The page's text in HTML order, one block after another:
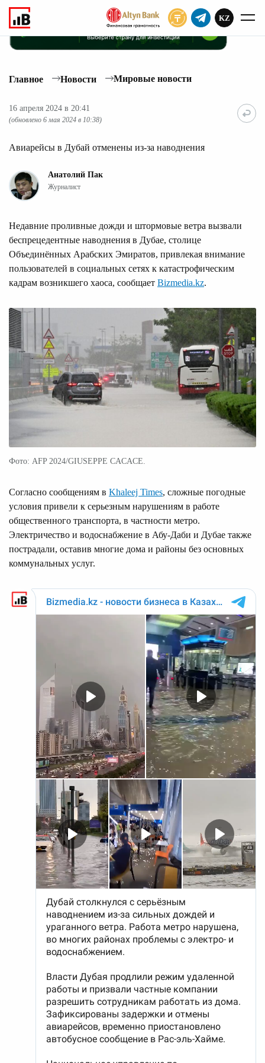
KZ
Главное Новости Мировые новости
16 апреля 2024 в 20:41
(обновлено 6 мая 2024 в 10:38)
Авиарейсы в Дубай отменены из-за наводнения
Анатолий Пак
Журналист
Недавние проливные дожди и штормовые ветра вызвали
беспрецедентные наводнения в Дубае, столице
Объединённых Арабских Эмиратов, привлекая внимание
пользователей в социальных сетях к катастрофическим
кадрам возникшего хаоса, сообщает Bizmedia.kz.
Фото: AFP 2024/GIUSEPPE CACACE.
Согласно сообщениям в Khaleej Times, сложные погодные
условия привели к серьезным нарушениям в работе
общественного транспорта, в частности метро.
Электричество и водоснабжение в Абу-Даби и Дубае также
пострадали, оставив многие дома и районы без основных
коммунальных услуг.